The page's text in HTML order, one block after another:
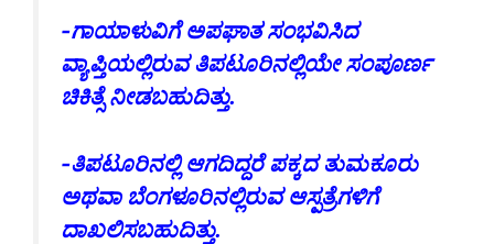
-ಗಾಯಾಳುವಿಗೆ ಅಪಘಾತ ಸಂಭವಿಸಿದ
ವ್ಯಾಪ್ತಿಯಲ್ಲಿರುವ ತಿಪಟೂರಿನಲ್ಲಿಯೇ ಸಂಪೂರ್ಣ
ಚಿಕಿತ್ಸೆ ನೀಡಬಹುದಿತ್ತು.
-ತಿಪಟೂರಿನಲ್ಲಿ ಆಗದಿದ್ದರೆ ಪಕ್ಕದ ತುಮಕೂರು
ಅಥವಾ ಬೆಂಗಳೂರಿನಲ್ಲಿರುವ ಆಸ್ಪತ್ರೆಗಳಿಗೆ
ದಾಖಲಿಸಬಹುದಿತ್ತು.